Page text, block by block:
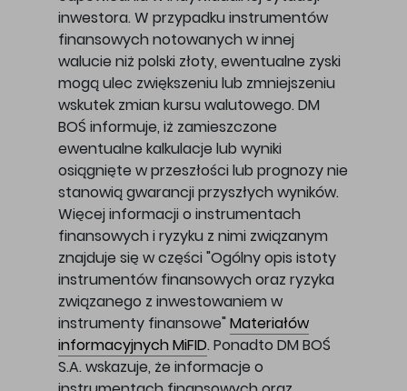
inwestora. W przypadku instrumentów
finansowych notowanych w innej
walucie niż polski złoty, ewentualne zyski
mogą ulec zwiększeniu lub zmniejszeniu
wskutek zmian kursu walutowego. DM
BOŚ informuje, iż zamieszczone
ewentualne kalkulacje lub wyniki
osiągnięte w przeszłości lub prognozy nie
stanowią gwarancji przyszłych wyników.
Więcej informacji o instrumentach
finansowych i ryzyku z nimi związanym
znajduje się w części "Ogólny opis istoty
instrumentów finansowych oraz ryzyka
związanego z inwestowaniem w
instrumenty finansowe" Materiałów
informacyjnych MiFID. Ponadto DM BOŚ
S.A. wskazuje, że informacje o